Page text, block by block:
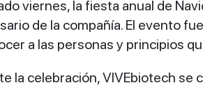
viernes, la fiesta anual de
de la compañía. El evento
a las personas y principios
la celebración, VIVEbiotech se